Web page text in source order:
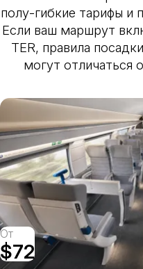
полу-гибкие тарифы и
Если ваш маршрут
TER, правила
могут отличаться
От
$72